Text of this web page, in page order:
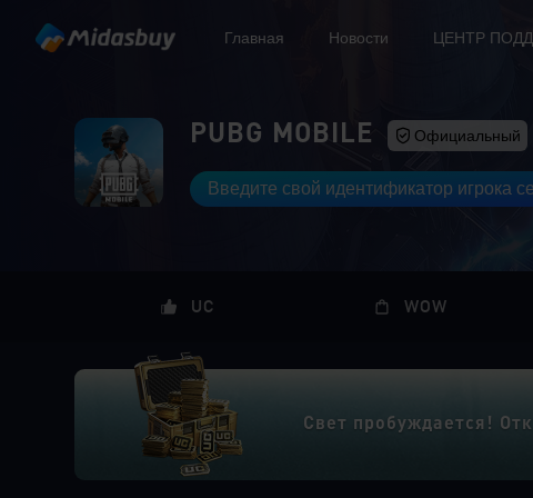
Главная Новости ЦЕНТР
PUBG MOBILE Официальный
Введите свой идентификатор игрока
UC WOW
Свет пробуждается!